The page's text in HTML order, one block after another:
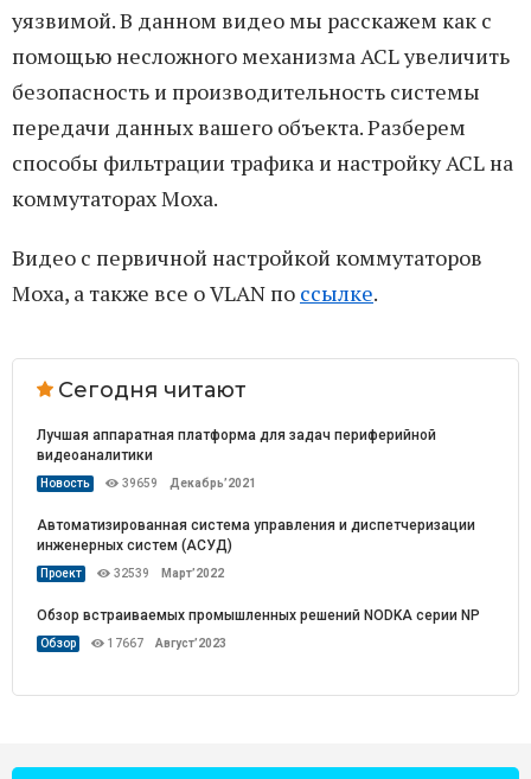
уязвимой. В данном видео мы расскажем как с
помощью несложного механизма ACL увеличить
безопасность и производительность системы
передачи данных вашего объекта. Разберем
способы фильтрации трафика и настройку ACL на
коммутаторах Moxa.
Видео с первичной настройкой коммутаторов
Moxa, а также все о VLAN по ссылке.
Сегодня читают
Лучшая аппаратная платформа для задач периферийной
видеоаналитики
Новость 39659 Декабрь’2021
Автоматизированная система управления и диспетчеризации
инженерных систем (АСУД)
Проект 32539 Март’2022
Обзор встраиваемых промышленных решений NODKA серии NP
Обзор 17667 Август’2023